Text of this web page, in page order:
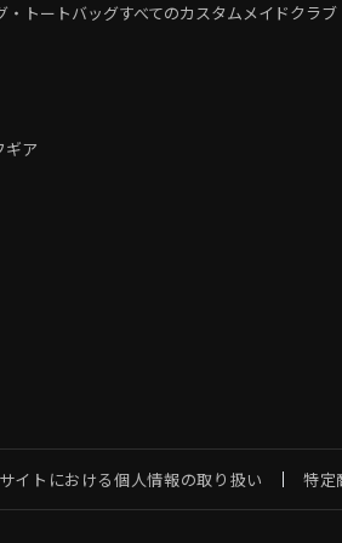
・トートバッグ
ギア
すべてのカスタムメイドクラブ
イトにおける個人情報の取り扱い 特定